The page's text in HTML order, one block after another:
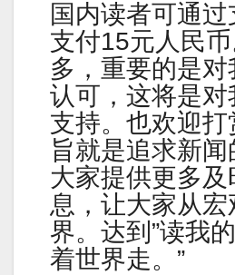
国内读者可通
支付15元人民
多，重要的是
认可，这将是对
支持。也欢迎
旨就是追求新
大家提供更多
息，让大家从宏
界。达到”读我
着世界走。”